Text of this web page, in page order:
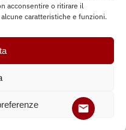
acconsentire o ritirare il
caratteristiche e funzioni.
All rights reserved.